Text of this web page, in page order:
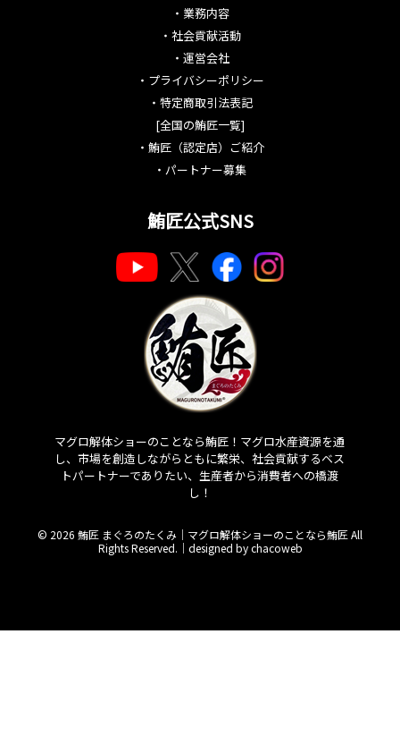
・ 業務内容
・ 社会貢献活動
・ 運営会社
・ プライバシーポリシー
・ 特定商取引法表記
[全国の鮪匠一覧]
・ 鮪匠（認定店）ご紹介
・ パートナー募集
鮪匠公式SNS
マグロ解体ショーのことなら鮪匠！マグロ水産資源を通
し、市場を創造しながらともに繁栄、社会貢献するベス
トパートナーでありたい、生産者から消費者への橋渡
し！
© 2026 鮪匠 まぐろのたくみ｜マグロ解体ショーのことなら鮪匠 All
Rights Reserved.｜ designed by chacoweb